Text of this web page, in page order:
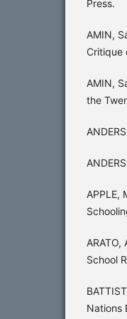
Press.
AMIN,
Critique
AMIN,
the
APPLE,
ARATO,
School
Nations